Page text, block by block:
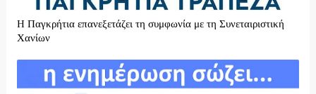
H Παγκρήτια επανεξετάζει τη συμφωνία με τη Συνεταιριστική
Χανίων